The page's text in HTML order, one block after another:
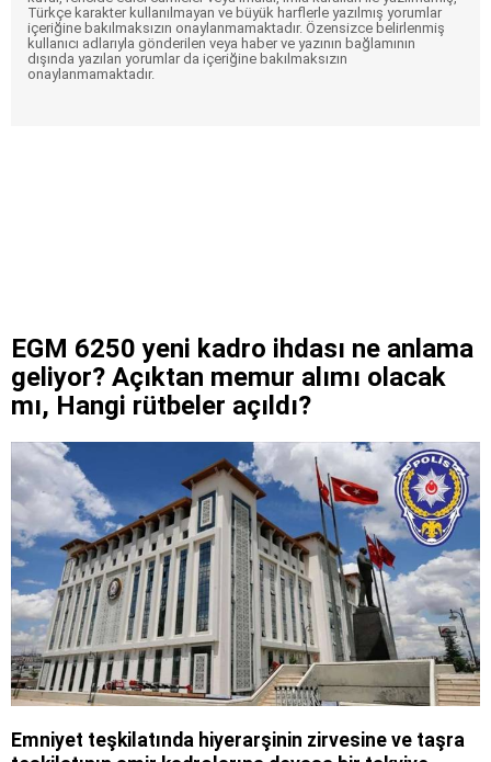
Türkçe karakter kullanılmayan ve büyük harflerle yazılmış yorumlar
içeriğine bakılmaksızın onaylanmamaktadır. Özensizce belirlenmiş
kullanıcı adlarıyla gönderilen veya haber ve yazının bağlamının
dışında yazılan yorumlar da içeriğine bakılmaksızın
onaylanmamaktadır.
EGM 6250 yeni kadro ihdası ne anlama
geliyor? Açıktan memur alımı olacak
mı, Hangi rütbeler açıldı?
Emniyet teşkilatında hiyerarşinin zirvesine ve taşra